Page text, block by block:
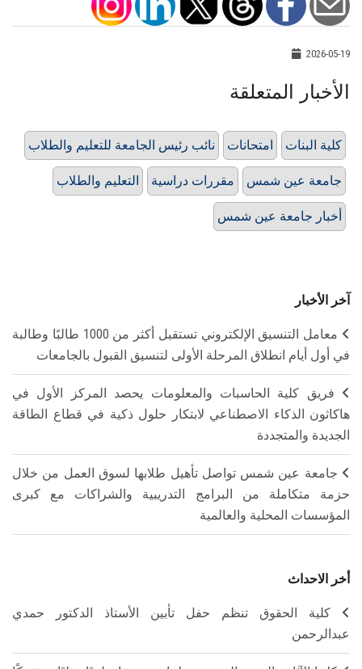
2026-05-19
الأخبار المتعلقة
نائب رئيس الجامعة للتعليم والطلاب امتحانات كلية البنات
التعليم والطلاب مقررات دراسية جامعة عين شمس
أخبار جامعة عين شمس
آخر الأخبار
معامل التنسيق الإلكتروني تستقبل أكثر من 1000 طالبًا وطالبة
في أول أيام انطلاق المرحلة الأولى لتنسيق القبول بالجامعات
فريق كلية الحاسبات والمعلومات يحصد المركز الأول في
هاكاثون الذكاء الاصطناعي لابتكار حلول ذكية في قطاع الطاقة
الجديدة والمتجددة
جامعة عين شمس تواصل تأهيل طلابها لسوق العمل من خلال
حزمة متكاملة من البرامج التدريبية والشراكات مع كبرى
المؤسسات المحلية والعالمية
أخر الاحداث
كلية الحقوق تنظم حفل تأبين الأستاذ الدكتور حمدي
عبدالرحمن